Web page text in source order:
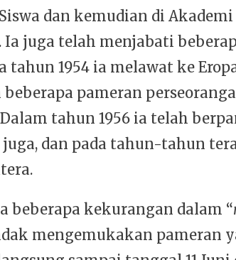
dan kemudian di Akademi
Ia juga telah menjabati
tahun 1954 ia melawat ke
pameran
tahun 1956 ia telah
juga, dan pada tahun-tahun
beberapa kekurangan dalam “
mengemukakan pameran